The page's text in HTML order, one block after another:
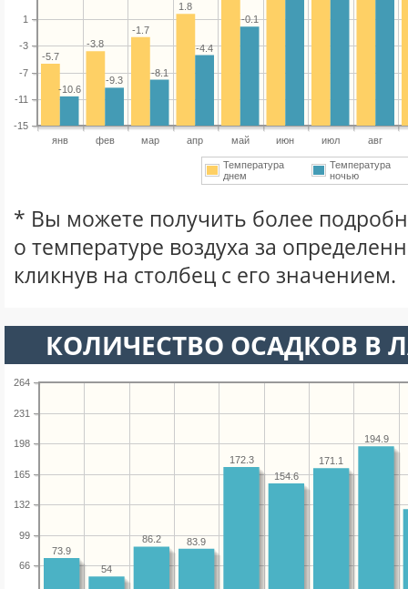
янв фев мар апр май июн июл авг
-15
-11
-7
-3
1
1.8
-1.7
-3.8
-5.7
-0.1
-4.4
-8.1
-9.3
-10.6
Температура
днем
Температура
ночью
* Вы можете получить более
о температуре воздуха за
кликнув на столбец с его значением.
КОЛИЧЕСТВО ОСАДКОВ В
66
99
132
165
198
231
264
194.9
171.1
154.6
172.3
83.9
86.2
54
73.9